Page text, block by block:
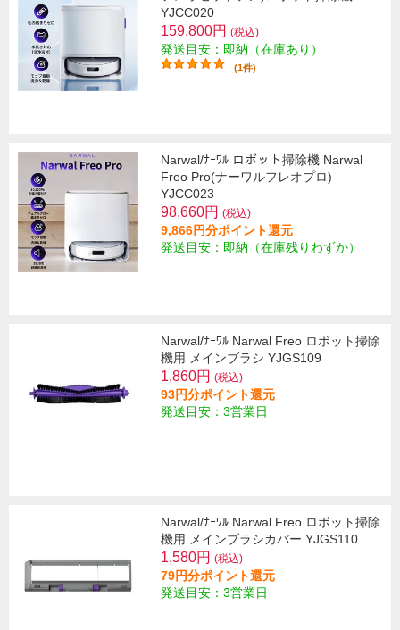
YJCC020
159,800円 (税込)
発送目安：即納（在庫あり）
(1件)
Narwal/ﾅｰﾜﾙ ロボット掃除機 Narwal
Freo Pro(ナーワルフレオプロ)
YJCC023
98,660円 (税込)
9,866円分ポイント還元
発送目安：即納（在庫残りわずか）
Narwal/ﾅｰﾜﾙ Narwal Freo ロボット掃除
機用 メインブラシ YJGS109
1,860円 (税込)
93円分ポイント還元
発送目安：3営業日
Narwal/ﾅｰﾜﾙ Narwal Freo ロボット掃除
機用 メインブラシカバー YJGS110
1,580円 (税込)
79円分ポイント還元
発送目安：3営業日